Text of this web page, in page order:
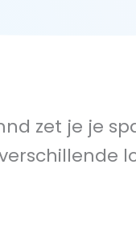
zet je je